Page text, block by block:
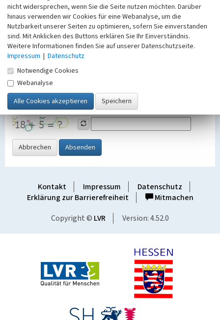
(EU-DSGVO) vertraulich behandelt, beachten Sie bitte unsere
Hinweise zumDatenschutz
Nachricht
SicherheitsabfrageTragen Sie unten das Rechenergebnis aus der
Grafik ein
Abbrechen Absenden
Kontakt Impressum
Datenschutz
Erklärung zur Barrierefreiheit
Mitmachen
Copyright © LVR Version: 4.52.0
nicht widersprechen, wenn Sie die Seite nutzen möchten. Darüber
hinaus verwenden wir Cookies für eine Webanalyse, um die
Nutzbarkeit unserer Seiten zu optimieren, sofern Sie einverstanden
sind. Mit Anklicken des Buttons erklären Sie Ihr Einverständnis.
Weitere Informationen finden Sie auf unserer Datenschutzseite.
Impressum | Datenschutz
Notwendige Cookies
Webanalyse